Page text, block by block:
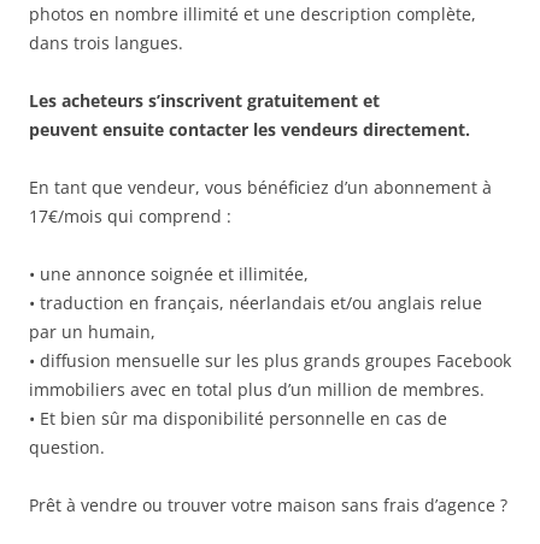
photos en nombre illimité et une description complète,
dans trois langues.
Les acheteurs s’inscrivent gratuitement et
peuvent ensuite contacter les vendeurs directement.
En tant que vendeur, vous bénéficiez d’un abonnement à
17€/mois qui comprend :
• une annonce soignée et illimitée,
• traduction en français, néerlandais et/ou anglais relue
par un humain,
• diffusion mensuelle sur les plus grands groupes Facebook
immobiliers avec en total plus d’un million de membres.
• Et bien sûr ma disponibilité personnelle en cas de
question.
Prêt à vendre ou trouver votre maison sans frais d’agence ?